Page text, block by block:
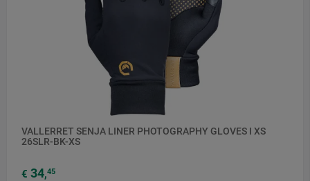
VALLERRET SENJA LINER PHOTOGRAPHY GLOVES I XS
26SLR-BK-XS
€ 34,45